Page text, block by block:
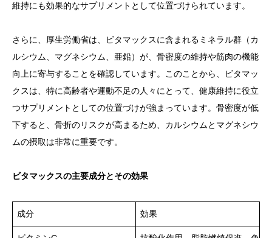
維持にも効果的なサプリメントとして位置づけられています。
さらに、厚生労働省は、ビタマックスに含まれるミネラル群（カ
ルシウム、マグネシウム、亜鉛）が、骨密度の維持や筋肉の機能
向上に寄与することを確認しています。このことから、ビタマッ
クスは、特に高齢者や運動不足の人々にとって、健康維持に役立
つサプリメントとしての位置づけが強まっています。骨密度が低
下すると、骨折のリスクが高まるため、カルシウムとマグネシウ
ムの摂取は非常に重要です。
ビタマックスの主要成分とその効果
成分 効果